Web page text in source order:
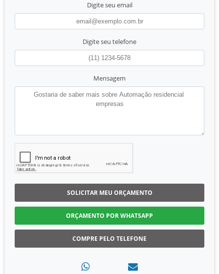
Digite seu email
Digite seu telefone
Mensagem
SOLICITAR MEU ORÇAMENTO
ORÇAMENTO POR WHATSAPP
COMPRE PELO TELEFONE